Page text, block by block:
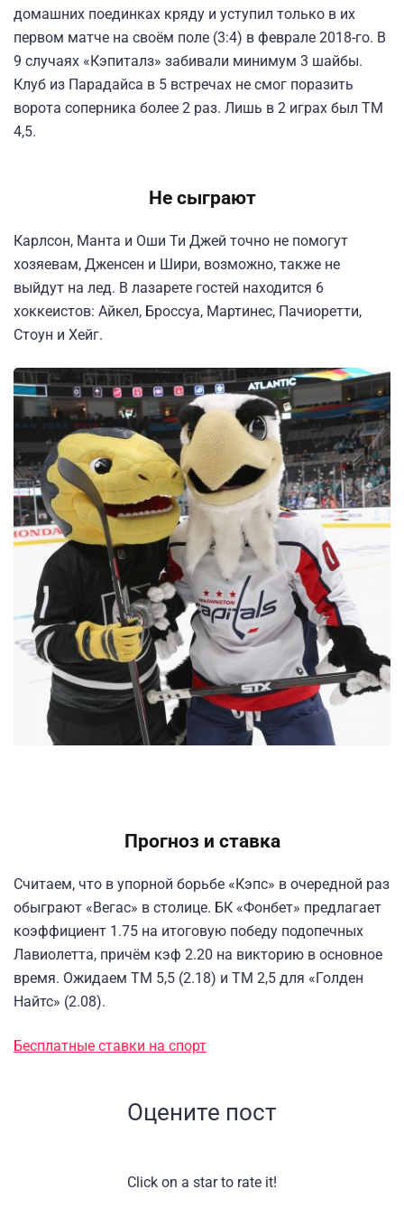
домашних поединках кряду и уступил только в их
первом матче на своём поле (3:4) в феврале 2018-го. В
9 случаях «Кэпиталз» забивали минимум 3 шайбы.
Клуб из Парадайса в 5 встречах не смог поразить
ворота соперника более 2 раз. Лишь в 2 играх был ТМ
4,5.
Не сыграют
Карлсон, Манта и Оши Ти Джей точно не помогут
хозяевам, Дженсен и Шири, возможно, также не
выйдут на лед. В лазарете гостей находится 6
хоккеистов: Айкел, Броссуа, Мартинес, Пачиоретти,
Стоун и Хейг.
Прогноз и ставка
Считаем, что в упорной борьбе «Кэпс» в очередной раз
обыграют «Вегас» в столице. БК «Фонбет» предлагает
коэффициент 1.75 на итоговую победу подопечных
Лавиолетта, причём кэф 2.20 на викторию в основное
время. Ожидаем ТМ 5,5 (2.18) и ТМ 2,5 для «Голден
Найтс» (2.08).
Бесплатные ставки на спорт
Оцените пост
Click on a star to rate it!